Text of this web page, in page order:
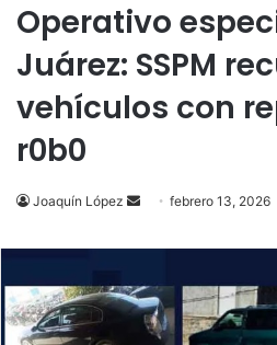
Operativo
Juárez: SSPM
vehículos con
r0b0
Joaquín López
Send
email
febrero 13, 2026